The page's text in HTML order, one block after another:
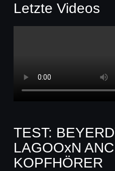
Letzte Videos
TEST:
LAGOOxN
KOPFHÖRER